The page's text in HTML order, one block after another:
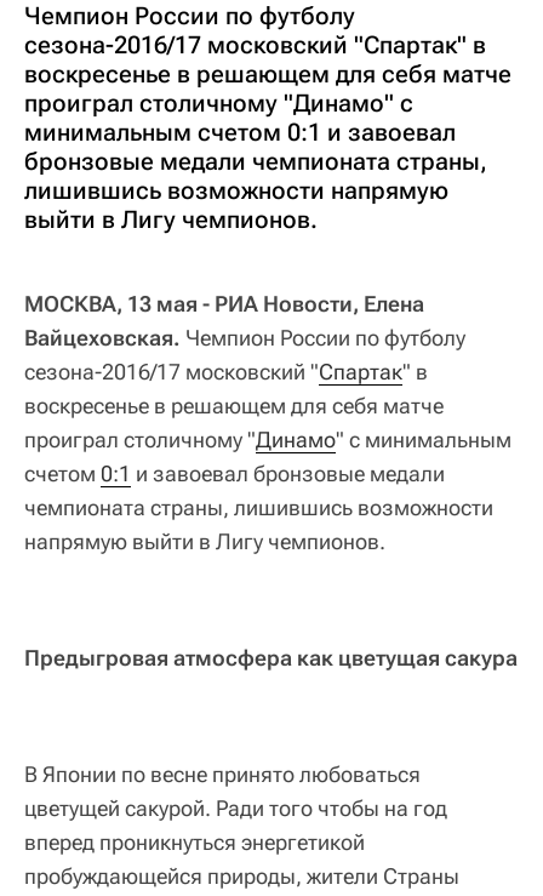
Чемпион России по футболу
сезона-2016/17 московский "Спартак" в
воскресенье в решающем для себя матче
проиграл столичному "Динамо" с
минимальным счетом 0:1 и завоевал
бронзовые медали чемпионата страны,
лишившись возможности напрямую
выйти в Лигу чемпионов.
МОСКВА, 13 мая - РИА Новости, Елена
Вайцеховская. Чемпион России по футболу
сезона-2016/17 московский "Спартак" в
воскресенье в решающем для себя матче
проиграл столичному "Динамо" с минимальным
счетом 0:1 и завоевал бронзовые медали
чемпионата страны, лишившись возможности
напрямую выйти в Лигу чемпионов.
Предыгровая атмосфера как цветущая сакура
В Японии по весне принято любоваться
цветущей сакурой. Ради того чтобы на год
вперед проникнуться энергетикой
пробуждающейся природы, жители Страны